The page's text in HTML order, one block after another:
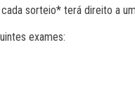
sorteio* terá direito a
exames: